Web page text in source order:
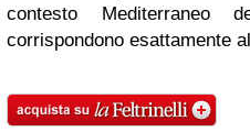
contesto Mediterraneo
corrispondono esattamente